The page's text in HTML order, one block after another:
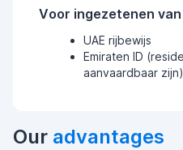
Voor ingezetenen van
UAE rijbewijs
Emiraten ID
aanvaardbaar zijn)
Our advantages